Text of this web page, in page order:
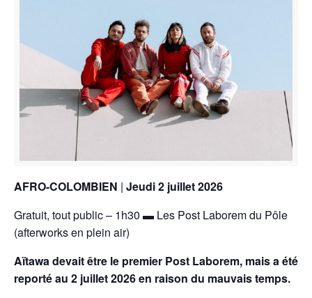
AFRO-COLOMBIEN | Jeudi 2 juillet 2026
Gratuit, tout public – 1h30 ▬ Les Post Laborem du Pôle
(afterworks en plein air)
Aïtawa devait être le premier Post Laborem, mais a été
reporté au 2 juillet 2026 en raison du mauvais temps.